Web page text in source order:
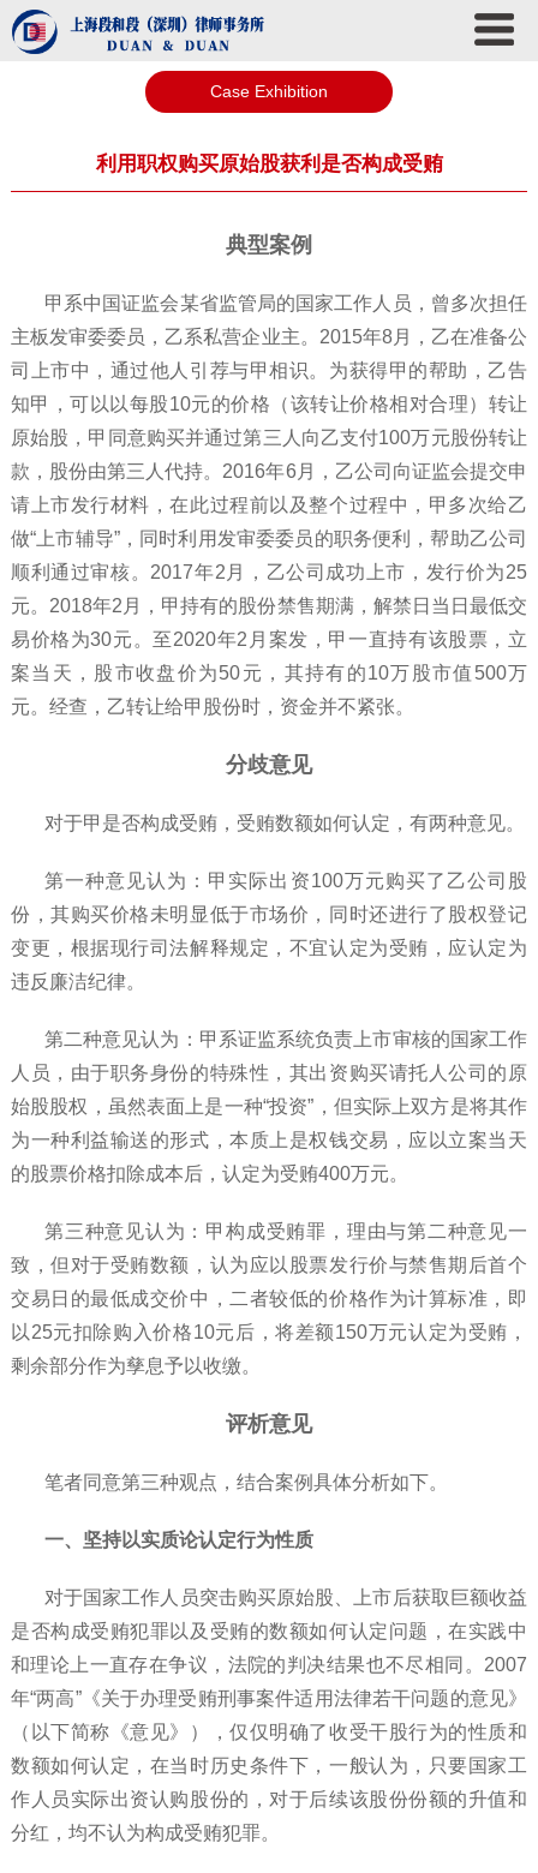
Case Exhibition
利用职权购买原始股获利是否构成受贿
典型案例
甲系中国证监会某省监管局的国家工作人员，曾多次担任
主板发审委委员，乙系私营企业主。2015年8月，乙在准备公
司上市中，通过他人引荐与甲相识。为获得甲的帮助，乙告
知甲，可以以每股10元的价格（该转让价格相对合理）转让
原始股，甲同意购买并通过第三人向乙支付100万元股份转让
款，股份由第三人代持。2016年6月，乙公司向证监会提交申
请上市发行材料，在此过程前以及整个过程中，甲多次给乙
做“上市辅导”，同时利用发审委委员的职务便利，帮助乙公司
顺利通过审核。2017年2月，乙公司成功上市，发行价为25
元。2018年2月，甲持有的股份禁售期满，解禁日当日最低交
易价格为30元。至2020年2月案发，甲一直持有该股票，立
案当天，股市收盘价为50元，其持有的10万股市值500万
元。经查，乙转让给甲股份时，资金并不紧张。
分歧意见
对于甲是否构成受贿，受贿数额如何认定，有两种意见。
第一种意见认为：甲实际出资100万元购买了乙公司股
份，其购买价格未明显低于市场价，同时还进行了股权登记
变更，根据现行司法解释规定，不宜认定为受贿，应认定为
违反廉洁纪律。
第二种意见认为：甲系证监系统负责上市审核的国家工作
人员，由于职务身份的特殊性，其出资购买请托人公司的原
始股股权，虽然表面上是一种“投资”，但实际上双方是将其作
为一种利益输送的形式，本质上是权钱交易，应以立案当天
的股票价格扣除成本后，认定为受贿400万元。
第三种意见认为：甲构成受贿罪，理由与第二种意见一
致，但对于受贿数额，认为应以股票发行价与禁售期后首个
交易日的最低成交价中，二者较低的价格作为计算标准，即
以25元扣除购入价格10元后，将差额150万元认定为受贿，
剩余部分作为孳息予以收缴。
评析意见
笔者同意第三种观点，结合案例具体分析如下。
一、坚持以实质论认定行为性质
对于国家工作人员突击购买原始股、上市后获取巨额收益
是否构成受贿犯罪以及受贿的数额如何认定问题，在实践中
和理论上一直存在争议，法院的判决结果也不尽相同。2007
年“两高”《关于办理受贿刑事案件适用法律若干问题的意见》
（以下简称《意见》），仅仅明确了收受干股行为的性质和
数额如何认定，在当时历史条件下，一般认为，只要国家工
作人员实际出资认购股份的，对于后续该股份份额的升值和
分红，均不认为构成受贿犯罪。